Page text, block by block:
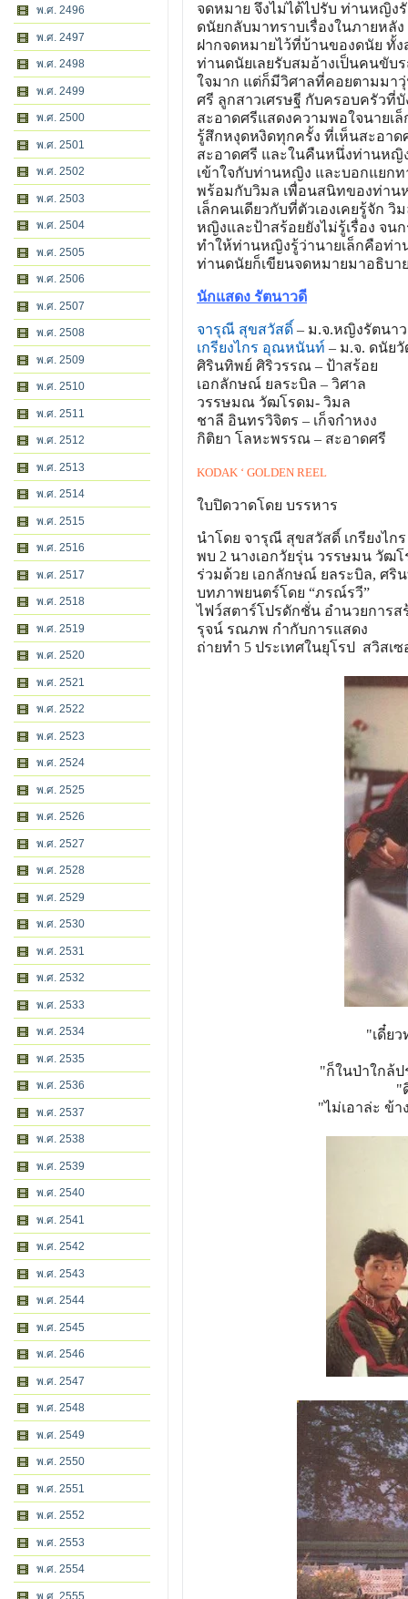
พ.ศ. 2496
พ.ศ. 2497
พ.ศ. 2498
พ.ศ. 2499
พ.ศ. 2500
พ.ศ. 2501
พ.ศ. 2502
พ.ศ. 2503
พ.ศ. 2504
พ.ศ. 2505
พ.ศ. 2506
พ.ศ. 2507
พ.ศ. 2508
พ.ศ. 2509
พ.ศ. 2510
พ.ศ. 2511
พ.ศ. 2512
พ.ศ. 2513
พ.ศ. 2514
พ.ศ. 2515
พ.ศ. 2516
พ.ศ. 2517
พ.ศ. 2518
พ.ศ. 2519
พ.ศ. 2520
พ.ศ. 2521
พ.ศ. 2522
พ.ศ. 2523
พ.ศ. 2524
พ.ศ. 2525
พ.ศ. 2526
พ.ศ. 2527
พ.ศ. 2528
พ.ศ. 2529
พ.ศ. 2530
พ.ศ. 2531
พ.ศ. 2532
พ.ศ. 2533
พ.ศ. 2534
พ.ศ. 2535
พ.ศ. 2536
พ.ศ. 2537
พ.ศ. 2538
พ.ศ. 2539
พ.ศ. 2540
พ.ศ. 2541
พ.ศ. 2542
พ.ศ. 2543
พ.ศ. 2544
พ.ศ. 2545
พ.ศ. 2546
พ.ศ. 2547
พ.ศ. 2548
พ.ศ. 2549
พ.ศ. 2550
พ.ศ. 2551
พ.ศ. 2552
พ.ศ. 2553
พ.ศ. 2554
พ.ศ. 2555
จดหมาย จึงไม่ได้ไปรับ ท่านหญิง
ดนัยกลับมาทราบเรื่องในภายหลั
ฝากจดหมายไว้ที่บ้านของดนัย ทั้
ท่านดนัยเลยรับสมอ้างเป็นคนขับ
ใจมาก แต่ก็มีวิศาลที่คอยตามมา
ศรี ลูกสาวเศรษฐี กับครอบครัวที่
สะอาดศรีแสดงความพอใจนายเ
รู้สึกหงุดหงิดทุกครั้ง ที่เห็นสะอาด
สะอาดศรี และในคืนหนึ่งท่านหญิ
เข้าใจกับท่านหญิง และบอกแยก
พร้อมกับวิมล เพื่อนสนิทของท่าน
เล็กคนเดียวกับที่ตัวเองเคยรู้จัก
หญิงและป้าสร้อยยังไม่รู้เรื่อง จ
ทำให้ท่านหญิงรู้ว่านายเล็กคือท่า
ท่านดนัยก็เขียนจดหมายมาอธิบ
นักแสดง รัตนาวดี
จารุณี สุขสวัสดิ์ – ม.จ.หญิงรัตนา
เกรียงไกร อุณหนันท์ – ม.จ. ดนัย
ศิรินทิพย์ ศิริวรรณ – ป้าสร้อย
เอกลักษณ์ ยลระบิล – วิศาล
วรรษมณ วัฒโรดม- วิมล
ชาลี อินทรวิจิตร – เก็จกำหงง
กิติยา โลหะพรรณ – สะอาดศรี
KODAK ‘ GOLDEN REEL
ใบปิดวาดโดย บรรหาร
นำโดย จารุณี สุขสวัสดิ์ เกรียงไ
พบ 2 นางเอกวัยรุ่น วรรษมน วัฒ
ร่วมด้วย เอกลักษณ์ ยลระบิล, ศริ
บทภาพยนตร์โดย “ภรณ์รวี”
ไฟว์สตาร์โปรดักชั่น อำนวยการส
รุจน์ รณภพ กำกับการแสดง
ถ่ายทำ 5 ประเทศในยุโรป สวิสเ
"เดี๋ย
"ก็ในป่าใกล้ป
"
"ไม่เอาล่ะ ข้า